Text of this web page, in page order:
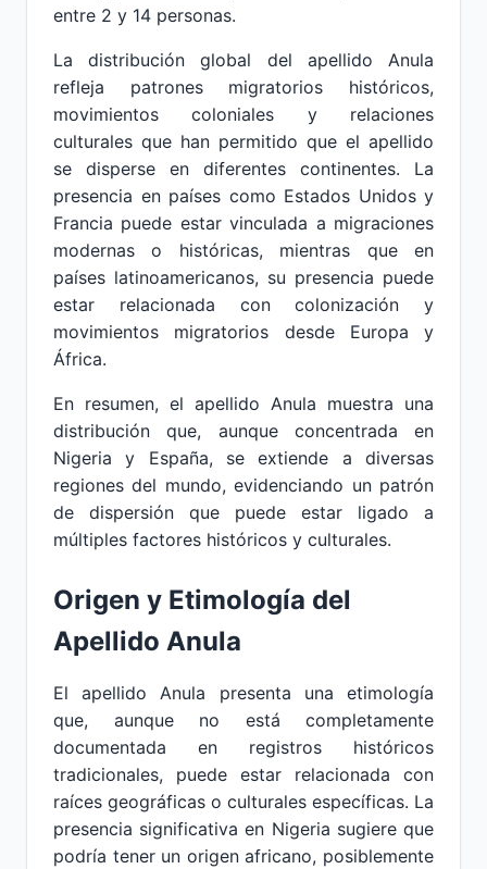
entre 2 y 14 personas.
La distribución global del apellido Anula
refleja patrones migratorios históricos,
movimientos coloniales y relaciones
culturales que han permitido que el apellido
se disperse en diferentes continentes. La
presencia en países como Estados Unidos y
Francia puede estar vinculada a migraciones
modernas o históricas, mientras que en
países latinoamericanos, su presencia puede
estar relacionada con colonización y
movimientos migratorios desde Europa y
África.
En resumen, el apellido Anula muestra una
distribución que, aunque concentrada en
Nigeria y España, se extiende a diversas
regiones del mundo, evidenciando un patrón
de dispersión que puede estar ligado a
múltiples factores históricos y culturales.
Origen y Etimología del
Apellido Anula
El apellido Anula presenta una etimología
que, aunque no está completamente
documentada en registros históricos
tradicionales, puede estar relacionada con
raíces geográficas o culturales específicas. La
presencia significativa en Nigeria sugiere que
podría tener un origen africano, posiblemente